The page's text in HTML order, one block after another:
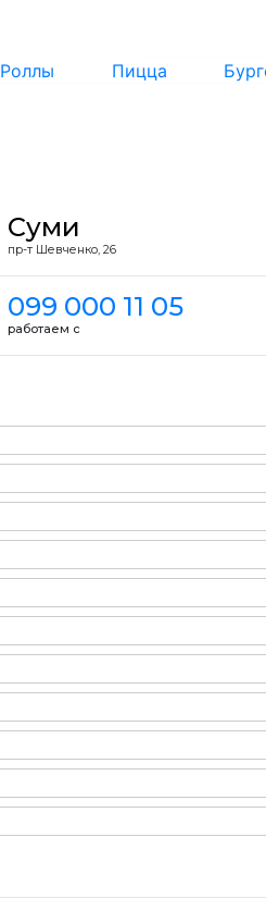
Роллы Пицца
Суми
пр-т Шевченко, 26
099 000 11 05
работаем с